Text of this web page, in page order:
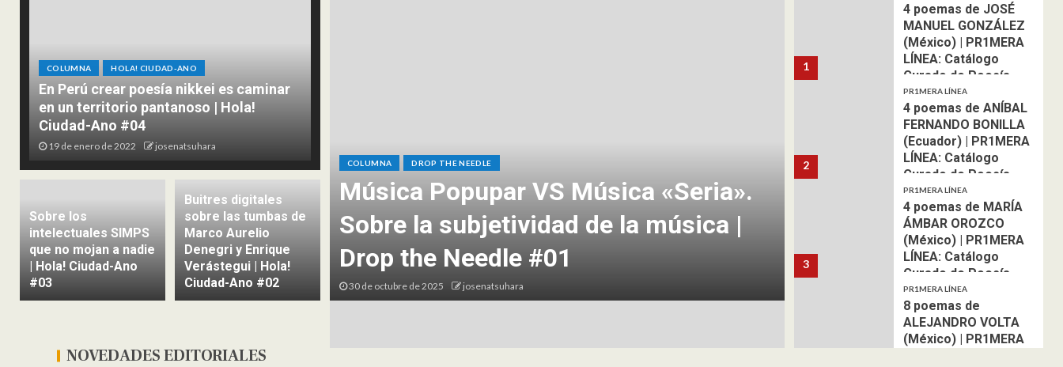
COLUMNA HOLA! CIUDAD-ANO
En Perú crear poesía nikkei es caminar
en un territorio pantanoso | Hola!
Ciudad-Ano #04
19 de enero de 2022 josenatsuhara
Sobre los
intelectuales SIMPS
que no mojan a nadie
| Hola! Ciudad-Ano
#03
Buitres digitales
sobre las tumbas de
Marco Aurelio
Denegri y Enrique
Verástegui | Hola!
Ciudad-Ano #02
COLUMNA DROP THE NEEDLE
Música Popupar VS Música «Seria».
Sobre la subjetividad de la música |
Drop the Needle #01
30 de octubre de 2025 josenatsuhara
1
4 poemas de JOSÉ
MANUEL GONZÁLEZ
(México) | PR1MERA
LÍNEA: Catálogo
Curado de Poesía
Internacional
2
PR1MERA LÍNEA
4 poemas de ANÍBAL
FERNANDO BONILLA
(Ecuador) | PR1MERA
LÍNEA: Catálogo
Curado de Poesía
Internacional
3
PR1MERA LÍNEA
4 poemas de MARÍA
ÁMBAR OROZCO
(México) | PR1MERA
LÍNEA: Catálogo
Curado de Poesía
Internacional
PR1MERA LÍNEA
8 poemas de
ALEJANDRO VOLTA
(México) | PR1MERA
NOVEDADES EDITORIALES